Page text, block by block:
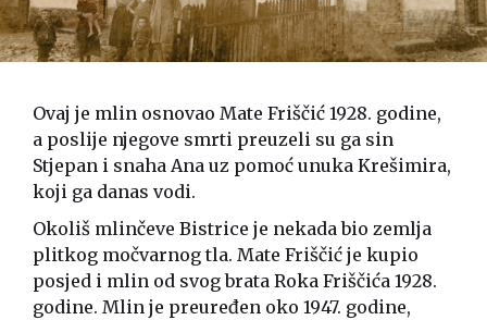
Ovaj je mlin osnovao Mate Friščić 1928. godine,
a poslije njegove smrti preuzeli su ga sin
Stjepan i snaha Ana uz pomoć unuka Krešimira,
koji ga danas vodi.
Okoliš mlinčeve Bistrice je nekada bio zemlja
plitkog močvarnog tla. Mate Friščić je kupio
posjed i mlin od svog brata Roka Friščića 1928.
godine. Mlin je preuređen oko 1947. godine,